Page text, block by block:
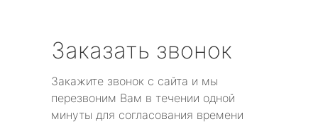
Заказать звонок
Закажите звонок с сайта и мы
перезвоним Вам в течении одной
минуты для согласования времени